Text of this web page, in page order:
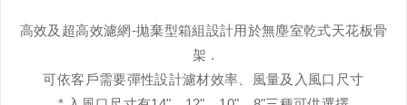
高效及超高效濾網-拋棄型箱組設計用於無塵室乾式天花板骨
架 .
可依客戶需要彈性設計濾材效率、風量及入風口尺寸